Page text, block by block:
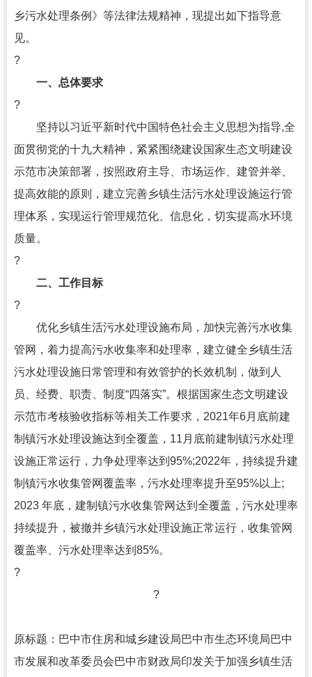
乡污水处理条例》等法律法规精神，现提出如下指导意
见。
?
一、总体要求
?
坚持以习近平新时代中国特色社会主义思想为指导,全
面贯彻党的十九大精神，紧紧围绕建设国家生态文明建设
示范市决策部署，按照政府主导、市场运作、建管并举、
提高效能的原则，建立完善乡镇生活污水处理设施运行管
理体系，实现运行管理规范化、信息化，切实提高水环境
质量。
?
二、工作目标
?
优化乡镇生活污水处理设施布局，加快完善污水收集
管网，着力提高污水收集率和处理率，建立健全乡镇生活
污水处理设施日常管理和有效管护的长效机制，做到人
员、经费、职责、制度“四落实”。根据国家生态文明建设
示范市考核验收指标等相关工作要求，2021年6月底前建
制镇污水处理设施达到全覆盖，11月底前建制镇污水处理
设施正常运行，力争处理率达到95%;2022年，持续提升建
制镇污水收集管网覆盖率，污水处理率提升至95%以上;
2023 年底，建制镇污水收集管网达到全覆盖，污水处理率
持续提升，被撤并乡镇污水处理设施正常运行，收集管网
覆盖率、污水处理率达到85%。
?
?
原标题：巴中市住房和城乡建设局巴中市生态环境局巴中
市发展和改革委员会巴中市财政局印发关于加强乡镇生活